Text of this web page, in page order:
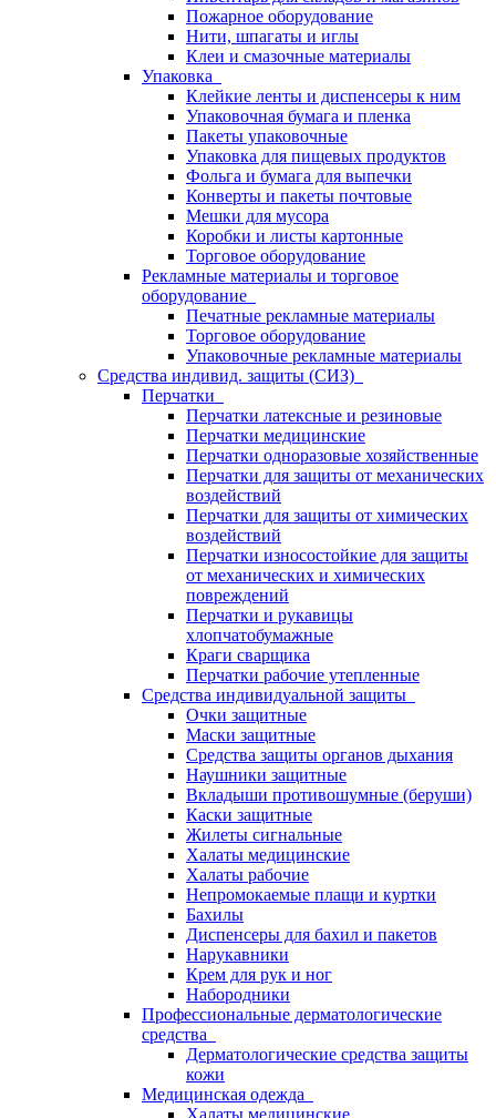
Пожарное оборудование
Нити, шпагаты и иглы
Клеи и смазочные материалы
Упаковка
Клейкие ленты и диспенсеры к ним
Упаковочная бумага и пленка
Пакеты упаковочные
Упаковка для пищевых продуктов
Фольга и бумага для выпечки
Конверты и пакеты почтовые
Мешки для мусора
Коробки и листы картонные
Торговое оборудование
Рекламные материалы и торговое
оборудование
Печатные рекламные материалы
Торговое оборудование
Упаковочные рекламные материалы
Средства индивид. защиты (СИЗ)
Перчатки
Перчатки латексные и резиновые
Перчатки медицинские
Перчатки одноразовые хозяйственные
Перчатки для защиты от механических
воздействий
Перчатки для защиты от химических
воздействий
Перчатки износостойкие для защиты
от механических и химических
повреждений
Перчатки и рукавицы
хлопчатобумажные
Краги сварщика
Перчатки рабочие утепленные
Средства индивидуальной защиты
Очки защитные
Маски защитные
Средства защиты органов дыхания
Наушники защитные
Вкладыши противошумные (беруши)
Каски защитные
Жилеты сигнальные
Халаты медицинские
Халаты рабочие
Непромокаемые плащи и куртки
Бахилы
Диспенсеры для бахил и пакетов
Нарукавники
Крем для рук и ног
Набородники
Профессиональные дерматологические
средства
Дерматологические средства защиты
кожи
Медицинская одежда
Халаты медицинские